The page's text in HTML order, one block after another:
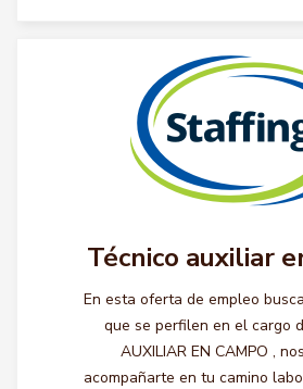
Técnico auxiliar
En esta oferta de empleo
que se perfilen en el cargo
AUXILIAR EN CAMPO ,
acompañarte en tu camino